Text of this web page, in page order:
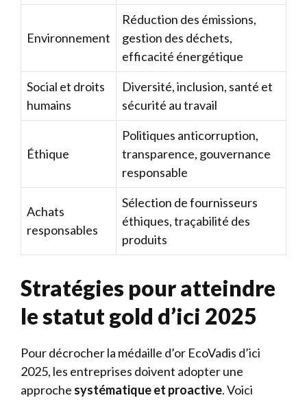
Environnement
Réduction des émissions,
gestion des déchets,
efficacité énergétique
Social et droits
humains
Diversité, inclusion, santé et
sécurité au travail
Éthique
Politiques anticorruption,
transparence, gouvernance
responsable
Achats
responsables
Sélection de fournisseurs
éthiques, traçabilité des
produits
Stratégies pour atteindre
le statut gold d’ici 2025
Pour décrocher la médaille d’or EcoVadis d’ici
2025, les entreprises doivent adopter une
approche systématique et proactive. Voici